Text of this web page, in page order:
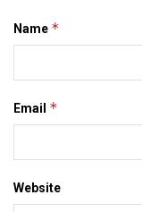
Name *
Email *
Website